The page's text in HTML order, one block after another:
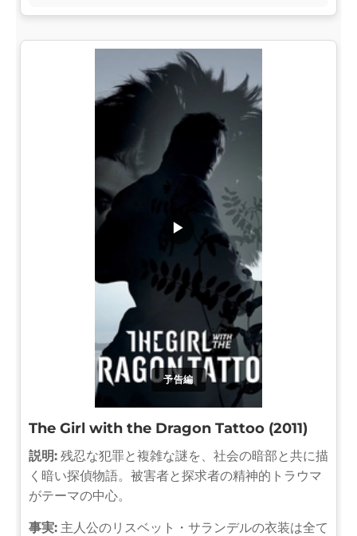
予告編
▶
The Girl with the Dragon Tattoo (2011)
説明: 残忍な犯罪と複雑な謎を、社会の暗部と共に描
く暗い探偵物語。被害者と探求者の精神的トラウマ
がテーマの中心。
事実: 主人公のリスベット・サランデルの衣装は全て